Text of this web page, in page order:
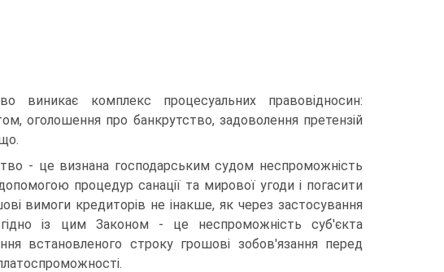
виникає комплекс процесуальних правовідносин:
оголошення про бан­крутство, задоволення претензій
- це визнана господарським судом неспроможність
процедур санації та мирової угоди і погасити
вимоги кредиторів не інакше, як через застосування
згідно із цим Законом - це неспроможність суб'єкта
встано­вленого строку грошові зобов'язання перед